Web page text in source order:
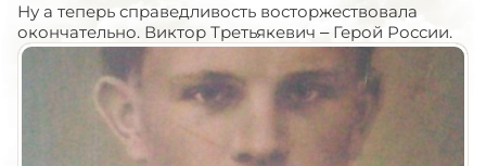
Ну а теперь справедливость восторжествовала
окончательно. Виктор Третьякевич – Герой России.